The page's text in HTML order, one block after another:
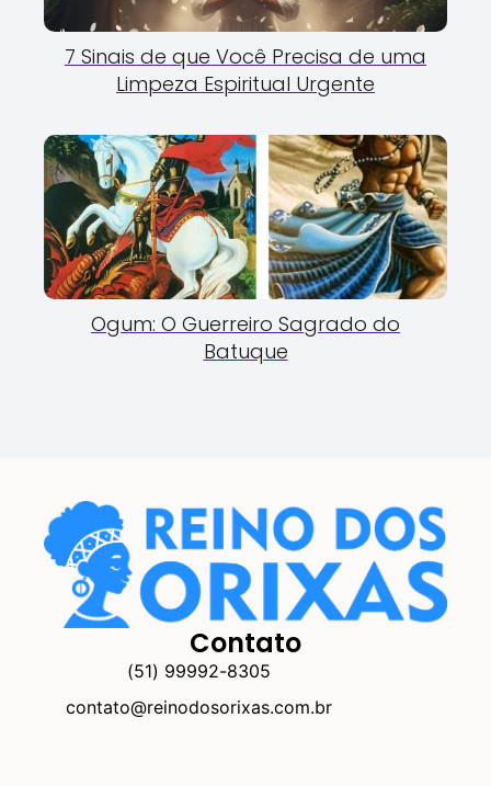
7 Sinais de que Você Precisa de uma
Limpeza Espiritual Urgente
Ogum: O Guerreiro Sagrado do
Batuque
Contato
(51) 99992-8305
contato@reinodosorixas.com.br